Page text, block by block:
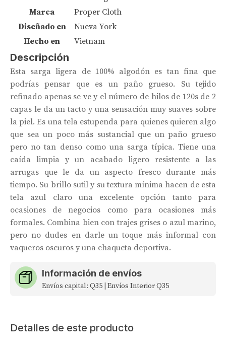
Marca
Proper Cloth
Diseñado en
Nueva York
Hecho en
Vietnam
Descripción
Esta sarga ligera de 100% algodón es tan fina que
podrías pensar que es un paño grueso. Su tejido
refinado apenas se ve y el número de hilos de 120s de 2
capas le da un tacto y una sensación muy suaves sobre
la piel. Es una tela estupenda para quienes quieren algo
que sea un poco más sustancial que un paño grueso
pero no tan denso como una sarga típica. Tiene una
caída limpia y un acabado ligero resistente a las
arrugas que le da un aspecto fresco durante más
tiempo. Su brillo sutil y su textura mínima hacen de esta
tela azul claro una excelente opción tanto para
ocasiones de negocios como para ocasiones más
formales. Combina bien con trajes grises o azul marino,
pero no dudes en darle un toque más informal con
vaqueros oscuros y una chaqueta deportiva.
Información de envíos
Envíos capital: Q35 | Envíos Interior Q35
Detalles de este producto